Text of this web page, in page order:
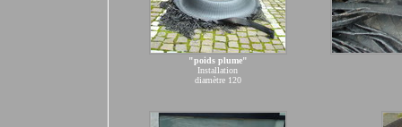
"poids plume"
Installation
diamètre 120